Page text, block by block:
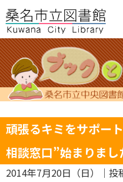
頑張るキミをサポー
相談窓口”始まりまし
2014年7月20日（日）
｜